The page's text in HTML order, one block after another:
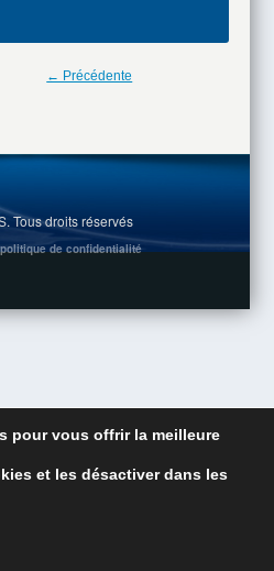
← Précédente
Tous droits réservés
de confidentialité
pour vous offrir la meilleure
et les désactiver dans les